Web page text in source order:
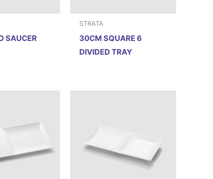
SAUCER
STRATA
30CM SQUARE 6
DIVIDED TRAY